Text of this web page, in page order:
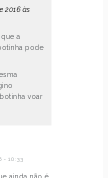
2016 às
a
pode
voar
- 10:33